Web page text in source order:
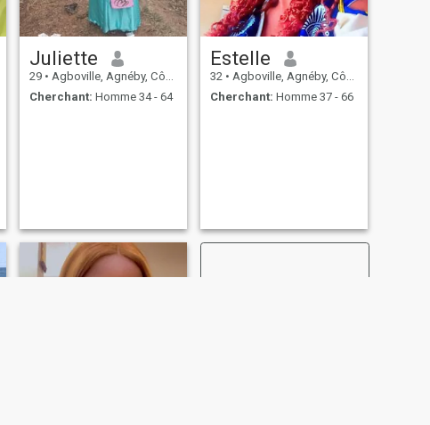
Juliette
29 • Agboville, Agnéby, Côte d'ivoire
Cherchant: Homme 34 - 64
Estelle
32 • Agboville, Agnéby, Côte d'ivoire
Cherchant: Homme 37 - 66